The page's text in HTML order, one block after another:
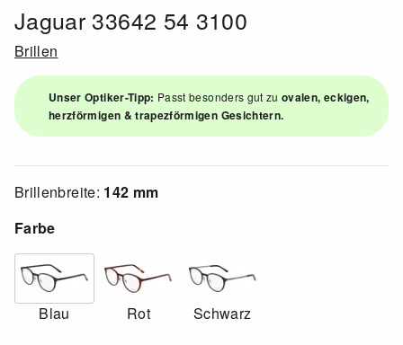
Jaguar 33642 54 3100
Brillen
Unser Optiker-Tipp: Passt besonders gut zuovalen, eckigen,
herzförmigen & trapezförmigen Gesichtern.
Brillenbreite: 142 mm
Farbe
Blau Rot Schwarz